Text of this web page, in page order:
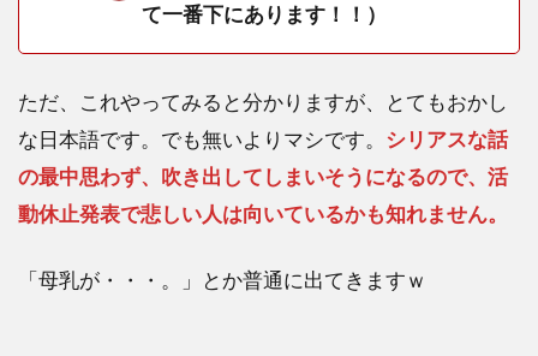
て一番下にあります！！）
ただ、これやってみると分かりますが、とてもおかし
な日本語です。でも無いよりマシです。 シリアスな話
の最中思わず、吹き出してしまいそうになるので、活
動休止発表で悲しい人は向いているかも知れません。
「母乳が・・・。」とか普通に出てきますｗ